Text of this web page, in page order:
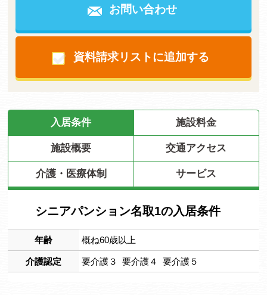
お問い合わせ
資料請求リストに追加する
入居条件 施設料金
施設概要 交通アクセス
介護・医療体制 サービス
シニアパンション名取1の入居条件
年齢 概ね60歳以上
介護認定 要介護３ 要介護４ 要介護５